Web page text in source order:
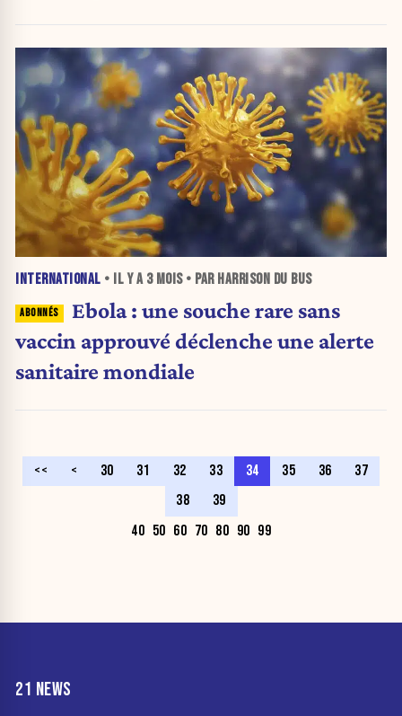
INTERNATIONAL • IL Y A 3 MOIS• PAR HARRISON DU BUS
Ebola : une souche rare sans
vaccin approuvé déclenche une alerte
sanitaire mondiale
<< < 30 31 32 33 34 35 36
37
38
39
40 50 60 70 80 90 99
21 NEWS